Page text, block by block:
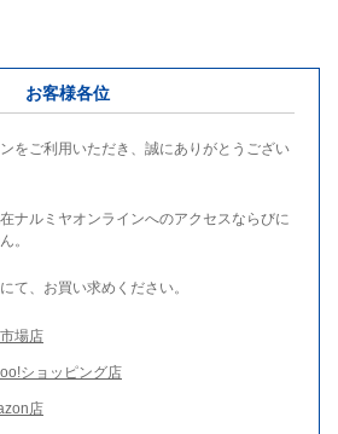
お客様各位
をご利用いただき、誠にありがとうござい
ナルミヤオンラインへのアクセスならびに
。
て、お買い求めください。
場店
ショッピング店
店